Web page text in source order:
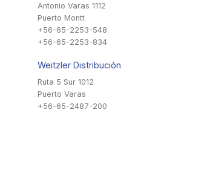
Antonio Varas 1112
Puerto Montt
+56-65-2253-548
+56-65-2253-834
Weitzler Distribución
Ruta 5 Sur 1012
Puerto Varas
+56-65-2487-200